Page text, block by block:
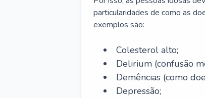
particularidades de como as
exemplos são:
Colesterol alto;
Delirium (confusão
Demências (como
Depressão;